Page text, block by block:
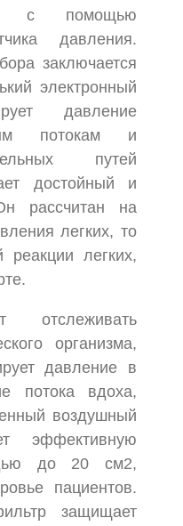
с помощью
давления.
заключается
электронный
давление
потокам и
путей
достойный и
рассчитан на
легких, то
реакции легких,
отслеживать
организма,
давление в
потока вдоха,
воздушный
эффективную
до 20 см2,
пациентов.
защищает